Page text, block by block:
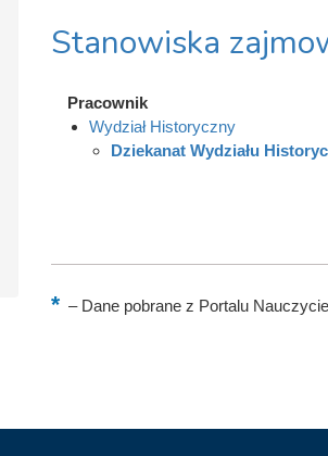
Stanowiska
Pracownik
Wydział Historyczny
Dziekanat Wydziału
–Dane pobrane z Portalu